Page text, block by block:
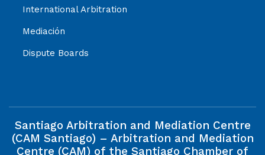
International Arbitration
Mediación
Dispute Boards
Santiago Arbitration and Mediation Centre
(CAM Santiago) – Arbitration and Mediation
Centre (CAM) of the Santiago Chamber of